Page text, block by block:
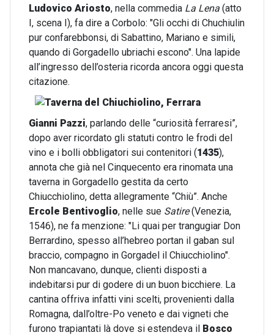
Ludovico Ariosto, nella commedia La Lena (atto
I, scena I), fa dire a Corbolo: "Gli occhi di Chuchiulin
pur confarebbonsi, di Sabattino, Mariano e simili,
quando di Gorgadello ubriachi escono". Una lapide
all’ingresso dell’osteria ricorda ancora oggi questa
citazione.
Gianni Pazzi, parlando delle “curiosità ferraresi”,
dopo aver ricordato gli statuti contro le frodi del
vino e i bolli obbligatori sui contenitori (1435),
annota che già nel Cinquecento era rinomata una
taverna in Gorgadello gestita da certo
Chiucchiolino, detta allegramente “Chiù”. Anche
Ercole Bentivoglio, nelle sue Satire(Venezia,
1546), ne fa menzione: "Li quai per trangugiar Don
Berrardino, spesso all’hebreo portan il gaban sul
braccio, compagno in Gorgadel il Chiucchiolino".
Non mancavano, dunque, clienti disposti a
indebitarsi pur di godere di un buon bicchiere. La
cantina offriva infatti vini scelti, provenienti dalla
Romagna, dall’oltre-Po veneto e dai vigneti che
furono trapiantati là dove si estendeva il Bosco